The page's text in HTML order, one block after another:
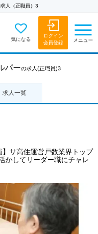
人（正職員）3
気になる
ログイン
会員登録
メニュー
パーの求人 (正職員)3
求人一覧
】サ高住運営戸数業界トップ
かしてリーダー職にチャレ